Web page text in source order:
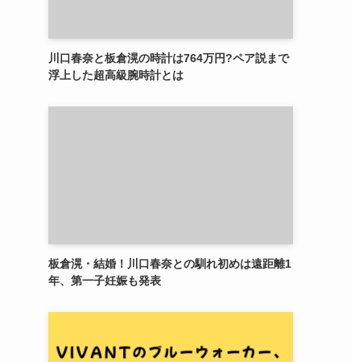
川口春奈と板倉滉の時計は764万円?ペア説まで
浮上した超高級腕時計とは
板倉滉・結婚！川口春奈との馴れ初めは遠距離1
年、第一子妊娠も発表